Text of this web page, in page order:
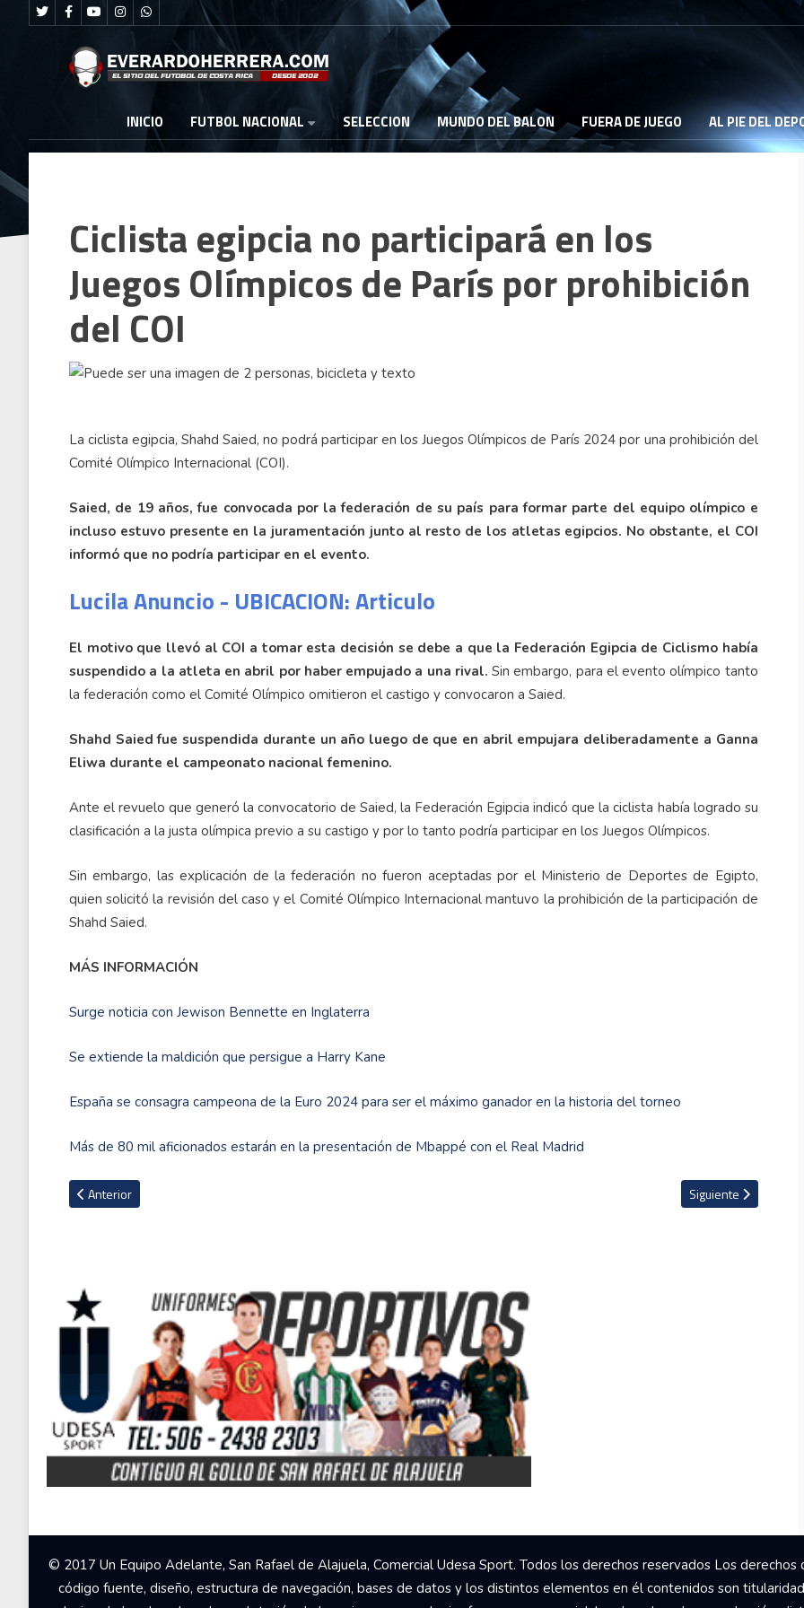
INICIO FUTBOL NACIONAL SELECCION MUNDO DEL BALON FUERA DE JUEGO AL PIE DEL
Ciclista egipcia no participará en los
Juegos Olímpicos de París por prohibición
del COI
La ciclista egipcia, Shahd Saied, no podrá participar en los Juegos Olímpicos de París 2024 por una prohibición del
Comité Olímpico Internacional (COI).
Saied, de 19 años, fue convocada por la federación de su país para formar parte del equipo olímpico e
incluso estuvo presente en la juramentación junto al resto de los atletas egipcios. No obstante, el COI
informó que no podría participar en el evento.
Lucila Anuncio - UBICACION: Articulo
El motivo que llevó al COI a tomar esta decisión se debe a que la Federación Egipcia de Ciclismo había
suspendido a la atleta en abril por haber empujado a una rival. Sin embargo, para el evento olímpico tanto
la federación como el Comité Olímpico omitieron el castigo y convocaron a Saied.
Shahd Saied fue suspendida durante un año luego de que en abril empujara deliberadamente a Ganna
Eliwa durante el campeonato nacional femenino.
Ante el revuelo que generó la convocatorio de Saied, la Federación Egipcia indicó que la ciclista había logrado su
clasificación a la justa olímpica previo a su castigo y por lo tanto podría participar en los Juegos Olímpicos.
Sin embargo, las explicación de la federación no fueron aceptadas por el Ministerio de Deportes de Egipto,
quien solicitó la revisión del caso y el Comité Olímpico Internacional mantuvo la prohibición de la participación de
Shahd Saied.
MÁS INFORMACIÓN
Surge noticia con Jewison Bennette en Inglaterra
Se extiende la maldición que persigue a Harry Kane
España se consagra campeona de la Euro 2024 para ser el máximo ganador en la historia del torneo
Más de 80 mil aficionados estarán en la presentación de Mbappé con el Real Madrid
Artículo anterior: Sólo 15 deportistas rusos participarán en los Juegos Olímpicos de París como neutrales
Anterior Artículo siguiente:
Siguiente
© 2017 Un Equipo Adelante, San Rafael de Alajuela, Comercial Udesa Sport. Todos los derechos reservados Los
código fuente, diseño, estructura de navegación, bases de datos y los distintos elementos en él contenidos son